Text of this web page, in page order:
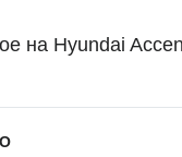
на Hyundai